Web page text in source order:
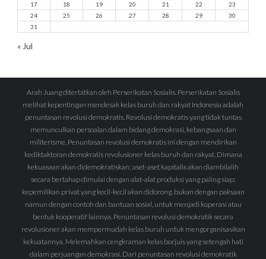
17
18 19 20 21 22
23
24
25 26 27 28 29
30
31
« Jul
Arah Juang diterbitkan oleh Perserikatan Sosialis. Perserikatan Sosialis
melihat kepentingan mendesak kelas buruh dan rakyat Indonesia adalah
penuntasan revolusi demokratis. Revolusi demokratis yang tidak tuntas
memunculkan persoalan dalam bidang demokrasi, kebangsaan dan
militerisme. Penuntasan revolusi demokratis ini dengan mendirikan
kediktaktoran demokratis revolusioner kelas buruh dan rakyat. Dimana
kekuasaan akan didemokratiskan; aset-aset kapitalis akan diambilalih
secara bertahap dimulai dengan alat-alat produksi yang paling siap;
kepemilikan privat yang kecil-kecil akan didorong, bukan dengan paksaan
namun dengan contoh dan bantuan sosial, untuk menjadi koperasi atau
bentuk kooperatif lainnya. Penuntasan revolusi demokratik secara
revolusioner akan mempermudah kelas buruh untuk mengorganisasikan
kekuatannya. Melemahkan cengkraman kelas borjuis yang setengah hati
dalam perjuangan demokrasi. Dari penuntasan revolusi demokratik